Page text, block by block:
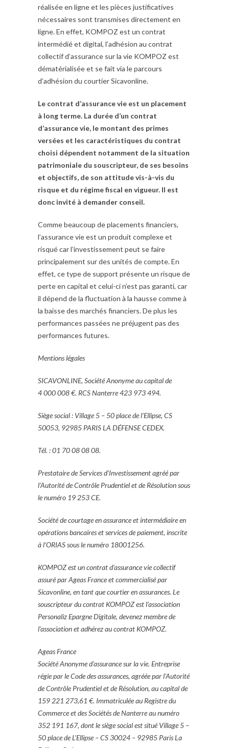
réalisée en ligne et les pièces justificatives
nécessaires sont transmises directement en
ligne. En effet, KOMPOZ est un contrat
intermédié et digital, l’adhésion au contrat
collectif d’assurance sur la vie KOMPOZ est
dématérialisée et se fait via le parcours
d’adhésion du courtier Sicavonline.
Le contrat d’assurance vie est un placement
à long terme. La durée d’un contrat
d’assurance vie, le montant des primes
versées et les caractéristiques du contrat
choisi dépendent notamment de la situation
patrimoniale du souscripteur, de ses besoins
et objectifs, de son attitude vis-à-vis du
risque et du régime fiscal en vigueur. Il est
donc invité à demander conseil.
Comme beaucoup de placements financiers,
l’assurance vie est un produit complexe et
risqué car l’investissement peut se faire
principalement sur des unités de compte. En
effet, ce type de support présente un risque de
perte en capital et celui-ci n’est pas garanti, car
il dépend de la fluctuation à la hausse comme à
la baisse des marchés financiers. De plus les
performances passées ne préjugent pas des
performances futures.
Mentions légales
SICAVONLINE, Société Anonyme au capital de
4 000 008 €. RCS Nanterre 423 973 494.
Siège social : Village 5 – 50 place de l’Ellipse, CS
50053, 92985 PARIS LA DÉFENSE CEDEX.
Tél. : 01 70 08 08 08.
Prestataire de Services d’Investissement agréé par
l’Autorité de Contrôle Prudentiel et de Résolution sous
le numéro 19 253 CE.
Société de courtage en assurance et intermédiaire en
opérations bancaires et services de paiement, inscrite
à l’ORIAS sous le numéro 18001256.
KOMPOZ est un contrat d’assurance vie collectif
assuré par Ageas France et commercialisé par
Sicavonline, en tant que courtier en assurances. Le
souscripteur du contrat KOMPOZ est l’association
Personaliz Epargne Digitale, devenez membre de
l’association et adhérez au contrat KOMPOZ.
Ageas France
Société Anonyme d’assurance sur la vie. Entreprise
régie par le Code des assurances, agréée par l’Autorité
de Contrôle Prudentiel et de Résolution, au capital de
159 221 273,61 €. Immatriculée au Registre du
Commerce et des Sociétés de Nanterre au numéro
352 191 167, dont le siège social est situé Village 5 –
50 place de L’Ellipse – CS 30024 – 92985 Paris La